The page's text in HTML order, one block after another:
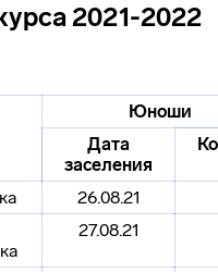
2021-2022
Юноши
Дата
заселения
26.08.21
27.08.21